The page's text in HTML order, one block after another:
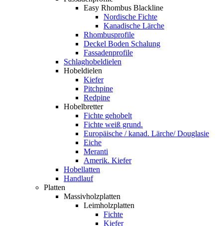
Easy Rhombus Blackline
Nordische Fichte
Kanadische Lärche
Rhombusprofile
Deckel Boden Schalung
Fassadenprofile
Schlaghobeldielen
Hobeldielen
Kiefer
Pitchpine
Redpine
Hobelbretter
Fichte gehobelt
Fichte weiß grund.
Europäische / kanad. Lärche/ Douglasie
Eiche
Meranti
Amerik. Kiefer
Hobellatten
Handlauf
Platten
Massivholzplatten
Leimholzplatten
Fichte
Kiefer